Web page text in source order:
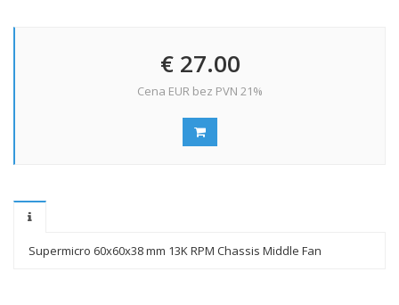
€ 27.00
Cena EUR bez PVN 21%
Supermicro 60x60x38 mm 13K RPM Chassis Middle Fan